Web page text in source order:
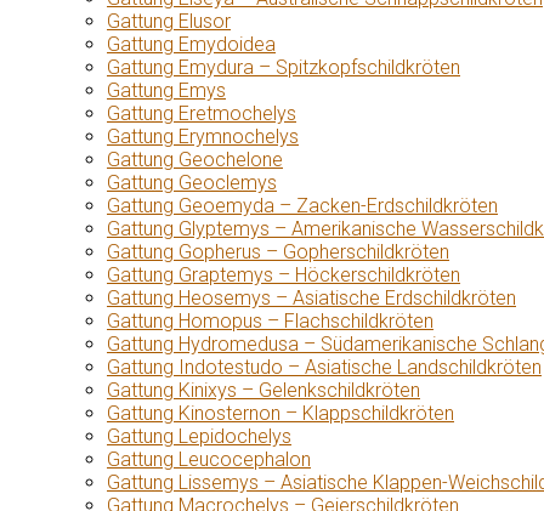
Gattung Elusor
Gattung Emydoidea
Gattung Emydura – Spitzkopfschildkröten
Gattung Emys
Gattung Eretmochelys
Gattung Erymnochelys
Gattung Geochelone
Gattung Geoclemys
Gattung Geoemyda – Zacken-Erdschildkröten
Gattung Glyptemys – Amerikanische
Gattung Gopherus – Gopherschildkröten
Gattung Graptemys – Höckerschildkröten
Gattung Heosemys – Asiatische Erdschildkröten
Gattung Homopus – Flachschildkröten
Gattung Hydromedusa – Südamerikanische
Gattung Indotestudo – Asiatische Landschildkröten
Gattung Kinixys – Gelenkschildkröten
Gattung Kinosternon – Klappschildkröten
Gattung Lepidochelys
Gattung Leucocephalon
Gattung Lissemys – Asiatische Klappen-
Gattung Macrochelys – Geierschildkröten